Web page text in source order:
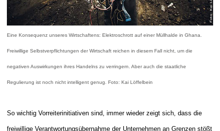
Eine Konsequenz unseres Wirtschaftens: Elektroschrott auf einer Müllhalde in Ghana.
Freiwillige Selbstverpflichtungen der Wirtschaft reichen in diesem Fall nicht, um die
negativen Auswirkungen ihres Handelns zu verringern. Aber auch die staatliche
Regulierung ist noch nicht intelligent genug. Foto: Kai Löffelbein
So wichtig Vorreiterinitiativen sind, immer wieder zeigt sich, dass die
freiwillige Verantwortungsübernahme der Unternehmen an Grenzen stößt